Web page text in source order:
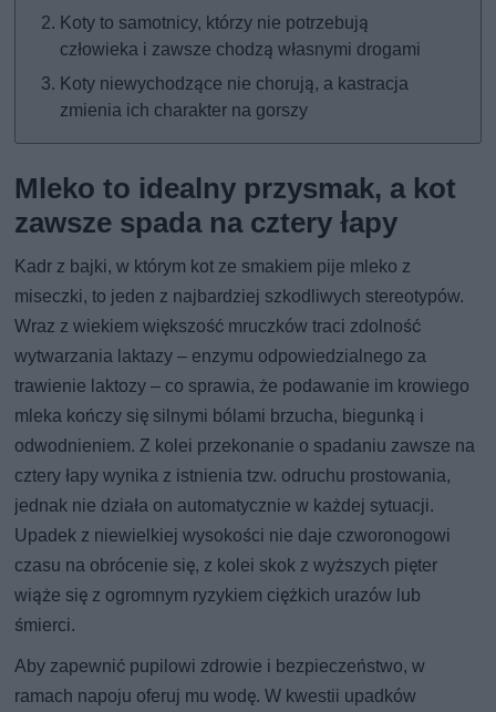
Koty to samotnicy, którzy nie potrzebują
człowieka i zawsze chodzą własnymi drogami
Koty niewychodzące nie chorują, a kastracja
zmienia ich charakter na gorszy
Mleko to idealny przysmak, a kot
zawsze spada na cztery łapy
Kadr z bajki, w którym kot ze smakiem pije mleko z
miseczki, to jeden z najbardziej szkodliwych stereotypów.
Wraz z wiekiem większość mruczków traci zdolność
wytwarzania laktazy – enzymu odpowiedzialnego za
trawienie laktozy – co sprawia, że podawanie im krowiego
mleka kończy się silnymi bólami brzucha, biegunką i
odwodnieniem. Z kolei przekonanie o spadaniu zawsze na
cztery łapy wynika z istnienia tzw. odruchu prostowania,
jednak nie działa on automatycznie w każdej sytuacji.
Upadek z niewielkiej wysokości nie daje czworonogowi
czasu na obrócenie się, z kolei skok z wyższych pięter
wiąże się z ogromnym ryzykiem ciężkich urazów lub
śmierci.
Aby zapewnić pupilowi zdrowie i bezpieczeństwo, w
ramach napoju oferuj mu wodę. W kwestii upadków